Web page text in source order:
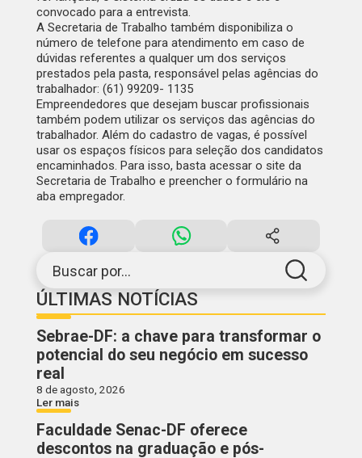
Buscar por...
ÚLTIMAS NOTÍCIAS
Sebrae-DF: a chave para transformar o
potencial do seu negócio em sucesso
real
8 de agosto, 2026
Ler mais
Faculdade Senac-DF oferece
descontos na graduação e pós-
convocado para a entrevista.
A Secretaria de Trabalho também disponibiliza o
número de telefone para atendimento em caso de
dúvidas referentes a qualquer um dos serviços
prestados pela pasta, responsável pelas agências do
trabalhador: (61) 99209- 1135
Empreendedores que desejam buscar profissionais
também podem utilizar os serviços das agências do
trabalhador. Além do cadastro de vagas, é possível
usar os espaços físicos para seleção dos candidatos
encaminhados. Para isso, basta acessar o site da
Secretaria de Trabalho e preencher o formulário na
aba empregador.